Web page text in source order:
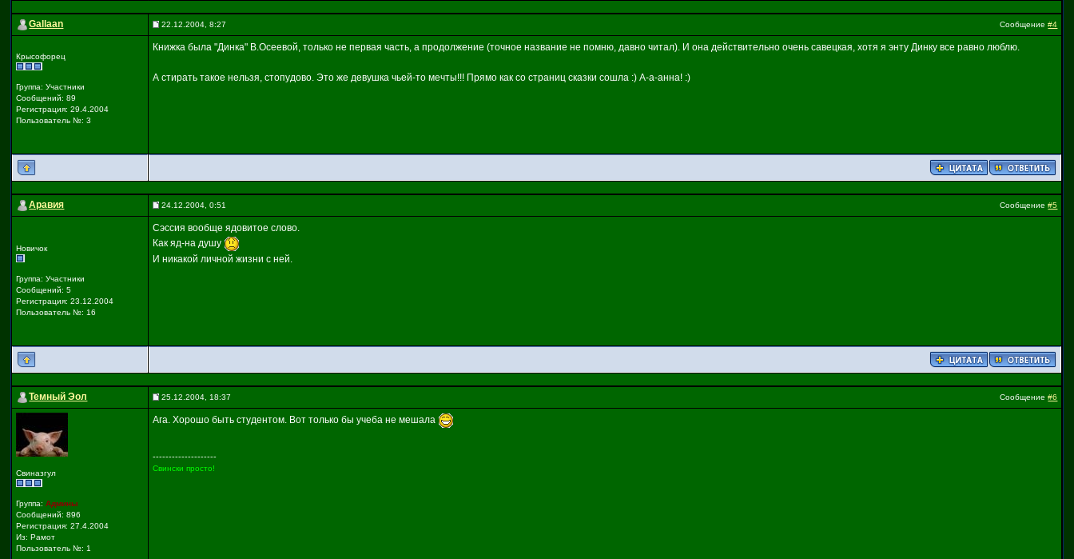
Gallaan 22.12.2004, 8:27 Сообщение#4
Крысофорец
Группа: Участники
Сообщений: 89
Регистрация: 29.4.2004
Пользователь №: 3
Книжка была "Динка" В.Осеевой, только не первая часть, а продолжение (точное название не помню, давно читал). И она действительно очень савецкая, хотя я энту Динку все равно люблю.
А стирать такое нельзя, стопудово. Это же девушка чьей-то мечты!!! Прямо как со страниц сказки сошла :) А-а-анна! :)
Аравия 24.12.2004, 0:51 Сообщение#5
Новичок
Группа: Участники
Сообщений: 5
Регистрация: 23.12.2004
Пользователь №: 16
Сэссия вообще ядовитое слово.
Как яд-на душу
И никакой личной жизни с ней.
Темный Эол 25.12.2004, 18:37 Сообщение#6
Свиназгул
Группа:Админы
Сообщений: 896
Регистрация: 27.4.2004
Из: Рамот
Пользователь №: 1
Ага. Хорошо быть студентом. Вот только бы учеба не мешала
--------------------
Свински просто!